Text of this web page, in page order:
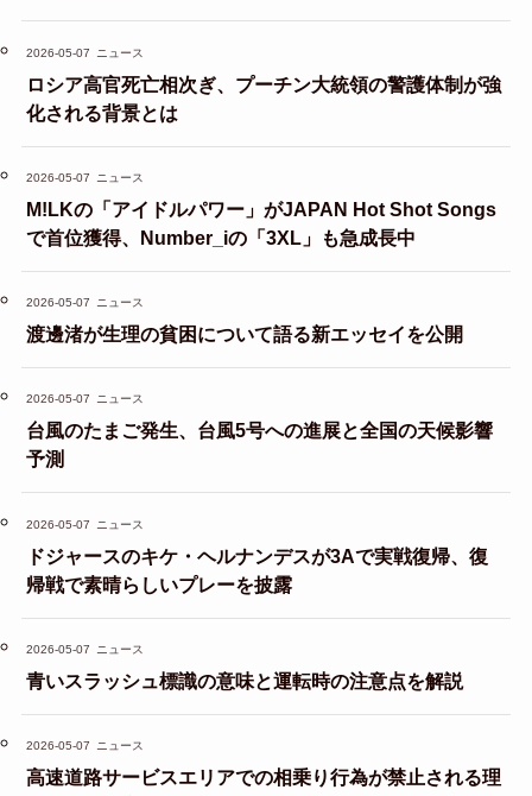
2026-05-07 ニュース
ロシア高官死亡相次ぎ、プーチン大統領の警護体制が強
化される背景とは
2026-05-07 ニュース
M!LKの「アイドルパワー」がJAPAN Hot Shot Songs
で首位獲得、Number_iの「3XL」も急成長中
2026-05-07 ニュース
渡邊渚が生理の貧困について語る新エッセイを公開
2026-05-07 ニュース
台風のたまご発生、台風5号への進展と全国の天候影響
予測
2026-05-07 ニュース
ドジャースのキケ・ヘルナンデスが3Aで実戦復帰、復
帰戦で素晴らしいプレーを披露
2026-05-07 ニュース
青いスラッシュ標識の意味と運転時の注意点を解説
2026-05-07 ニュース
高速道路サービスエリアでの相乗り行為が禁止される理